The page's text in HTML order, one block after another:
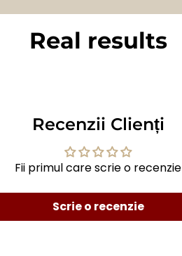
Real results
Recenzii Clienți
Fii primul care scrie o recenzie
Scrie o recenzie